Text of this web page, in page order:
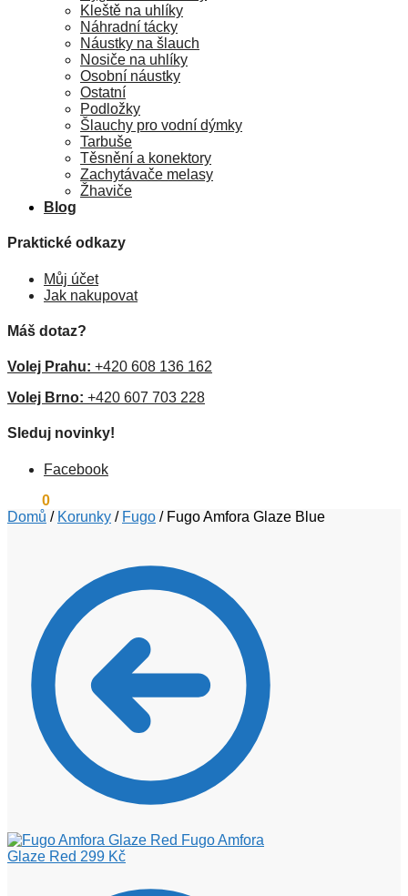
Kleště na uhlíky
Náhradní tácky
Náustky na šlauch
Nosiče na uhlíky
Osobní náustky
Ostatní
Podložky
Šlauchy pro vodní dýmky
Tarbuše
Těsnění a konektory
Zachytávače melasy
Žhaviče
Blog
Praktické odkazy
Můj účet
Jak nakupovat
Máš dotaz?
Volej Prahu: +420 608 136 162
Volej Brno: +420 607 703 228
Sleduj novinky!
Facebook
0
Domů / Korunky / Fugo / Fugo Amfora Glaze Blue
Fugo Amfora
Glaze Red 299 Kč